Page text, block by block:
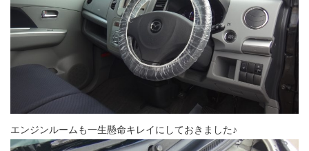
エンジンルームも一生懸命キレイにしておきました♪